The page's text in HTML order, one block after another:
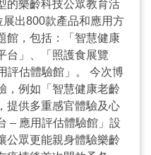
的樂齡科技公眾教育活
出800款產品和應用方
館，包括：「智慧健康
台」、「照護食展覽
評估體驗館」。 今次博
，例如「智慧健康老齡
提供多重感官體驗及心
– 應用評估體驗館」設
公眾更能親身體驗樂齡